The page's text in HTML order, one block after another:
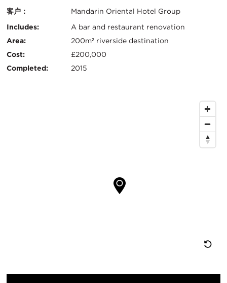
客户：
Mandarin Oriental Hotel Group
认
证：
关
键
信
Includes:
A bar and restaurant renovation
Area:
200m² riverside destination
Cost:
£200,000
Completed:
2015